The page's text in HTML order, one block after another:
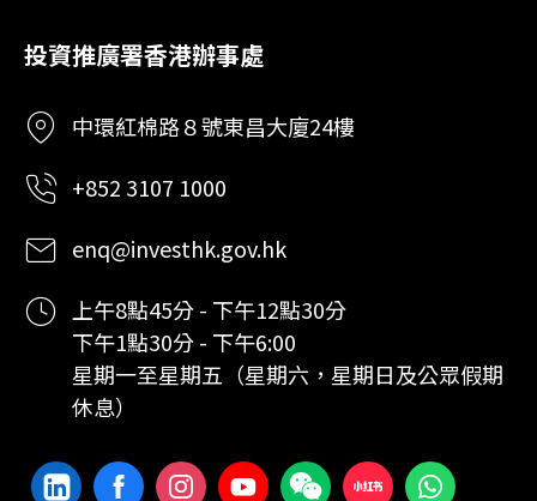
投資推廣署香港辦事處
中環紅棉路８號東昌大廈24樓
+852 3107 1000
enq@investhk.gov.hk
上午8點45分 - 下午12點30分
下午1點30分 - 下午6:00
星期一至星期五（星期六，星期日及公眾假期
休息）